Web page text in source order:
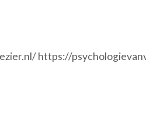
https://